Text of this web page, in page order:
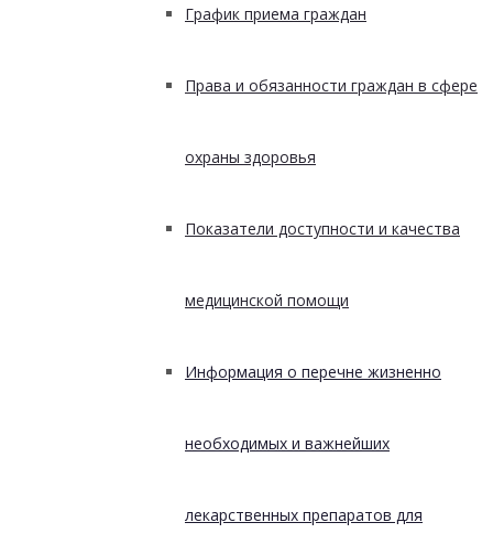
График приема граждан
Права и обязанности граждан в сфере
охраны здоровья
Показатели доступности и качества
медицинской помощи
Информация о перечне жизненно
необходимых и важнейших
лекарственных препаратов для